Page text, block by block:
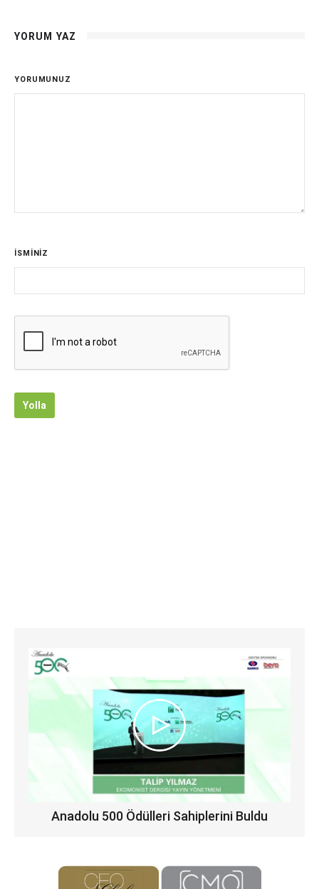
YORUM YAZ
YORUMUNUZ
İSMİNİZ
Yolla
Anadolu 500 Ödülleri Sahiplerini Buldu